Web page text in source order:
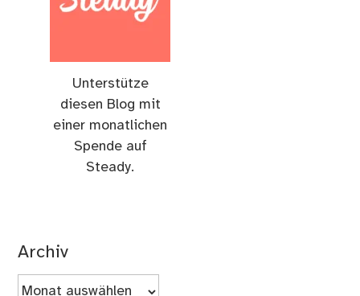
Unterstütze
diesen Blog mit
einer monatlichen
Spende auf
Steady.
Archiv
Archiv